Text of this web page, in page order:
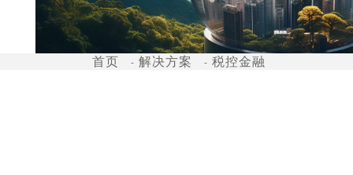
首页 解决方案 税控金融